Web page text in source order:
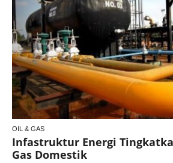
OIL & GAS
Infastruktur Energi
Gas Domestik